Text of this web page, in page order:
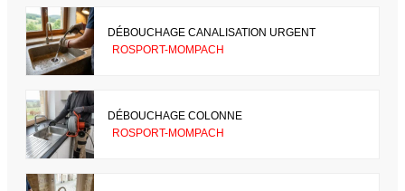
DÉBOUCHAGE CANALISATION URGENT
ROSPORT-MOMPACH
DÉBOUCHAGE COLONNE
ROSPORT-MOMPACH